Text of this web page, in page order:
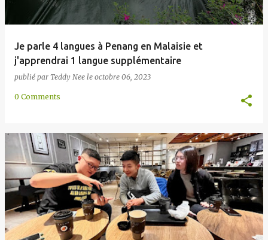
Je parle 4 langues à Penang en Malaisie et
j'apprendrai 1 langue supplémentaire
publié par Teddy Nee le octobre 06, 2023
0 Comments